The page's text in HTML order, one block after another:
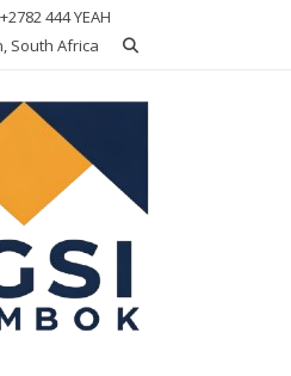
444 YEAH
South Africa